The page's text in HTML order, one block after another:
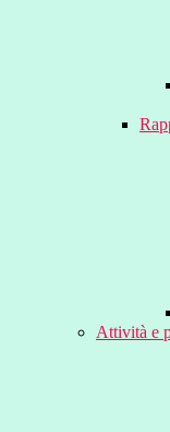
Attività e